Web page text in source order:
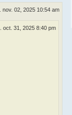
nov. 02, 2025 10:54 am
oct. 31, 2025 8:40 pm